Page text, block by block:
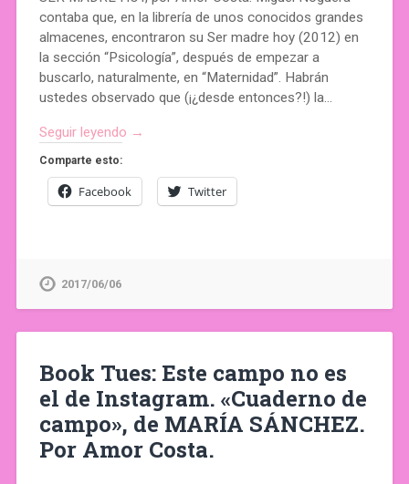
contaba que, en la librería de unos conocidos grandes
almacenes, encontraron su Ser madre hoy (2012) en
la sección “Psicología”, después de empezar a
buscarlo, naturalmente, en “Maternidad”. Habrán
ustedes observado que (¡¿desde entonces?!) la…
Seguir leyendo →
Comparte esto:
Facebook Twitter
2017/06/06
Book Tues: Este campo no es
el de Instagram. «Cuaderno de
campo», de MARÍA SÁNCHEZ.
Por Amor Costa.